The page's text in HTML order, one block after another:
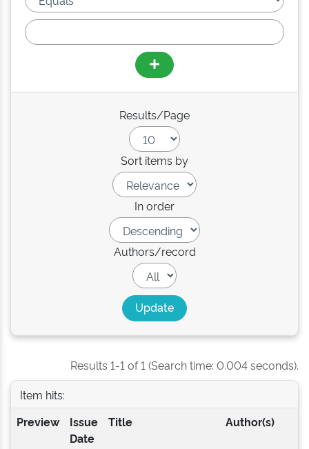
Results/Page
Sort items by
In order
Authors/record
Results 1-1 of 1 (Search time: 0.004 seconds).
Item hits:
Preview
Issue
Date
Title Author(s)